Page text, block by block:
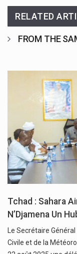
RELATED
FROM THE
Tchad : Sahara
N’Djamena Un
Le Secrétaire
Civile et de la